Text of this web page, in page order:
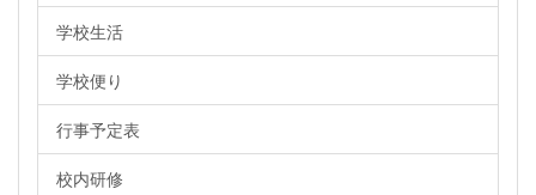
学校生活
学校便り
行事予定表
校内研修